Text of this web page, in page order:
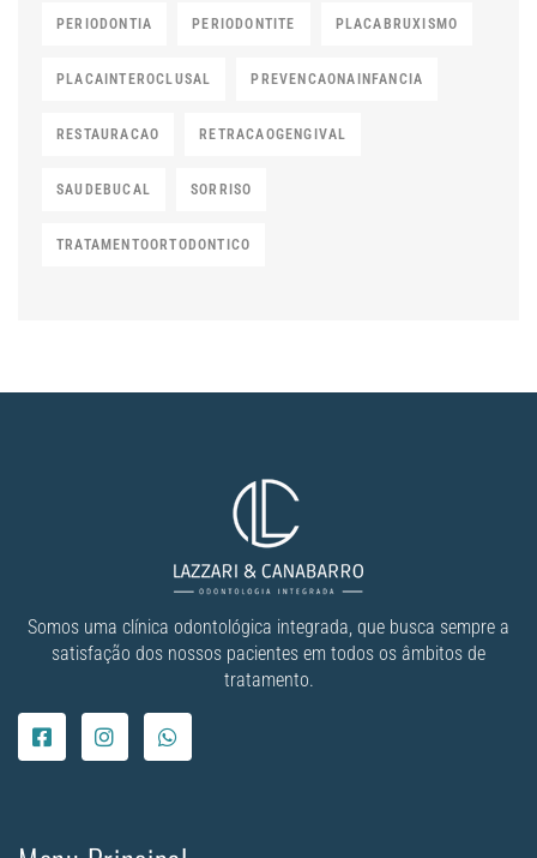
PERIODONTIA PERIODONTITE PLACABRUXISMO
PLACAINTEROCLUSAL PREVENCAONAINFANCIA
RESTAURACAO RETRACAOGENGIVAL
SAUDEBUCAL SORRISO
TRATAMENTOORTODONTICO
Somos uma clínica odontológica integrada, que busca sempre a
satisfação dos nossos pacientes em todos os âmbitos de
tratamento.